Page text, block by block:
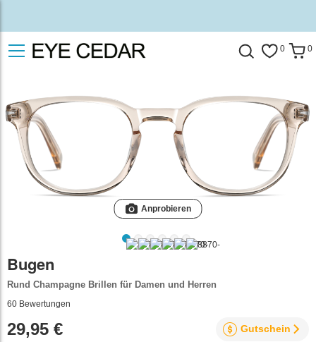
0 0
Anprobieren
Bugen
Rund Champagne Brillen für Damen und Herren
60 Bewertungen
29,95 € Gutschein